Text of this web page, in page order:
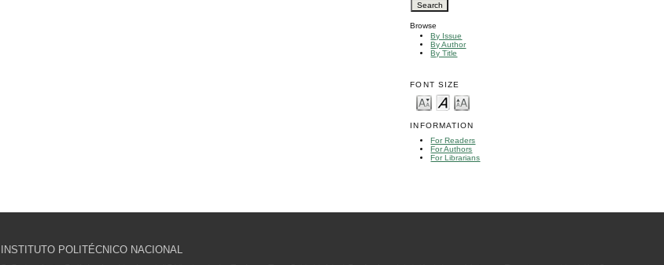
Browse
By Issue
By Author
By Title
FONT SIZE
INFORMATION
For Readers
For Authors
For Librarians
INSTITUTO POLITÉCNICO NACIONAL